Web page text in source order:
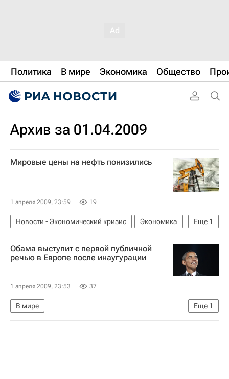
Политика В мире Экономика Общество
Архив за 01.04.2009
Мировые цены на нефть понизились
1 апреля 2009, 23:59 19
Еще 1
Новости - Экономический кризис
Экономика
Цены на нефть
Обама выступит с первой публичной
речью в Европе после инаугурации
1 апреля 2009, 23:53 37
Еще 1
В мире
Первое европейское турне Барака Обамы